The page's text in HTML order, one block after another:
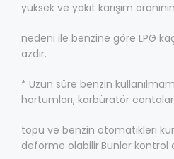
yüksek ve yakıt karışım
nedeni ile benzine göre LPG
azdır.
* Uzun süre benzin
hortumları, karbüratör
topu ve benzin otomatikleri
deforme olabilir.Bunlar kontrol